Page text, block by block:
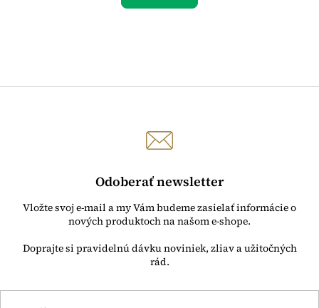
Odoberať newsletter
Vložte svoj e-mail a my Vám budeme zasielať informácie o
nových produktoch na našom e-shope.